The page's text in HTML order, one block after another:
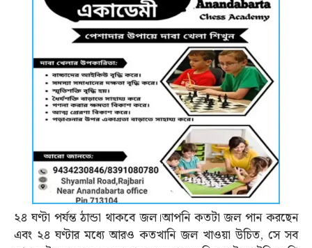
২৪ ঘণ্টা পর্যন্ত ঠান্ডা থাকবে জল।আপনি কতটা জল পান করছেন
এবং ২৪ ঘণ্টার মধ্যে আরও কতখানি জল খাওয়া উচিত, সে সব